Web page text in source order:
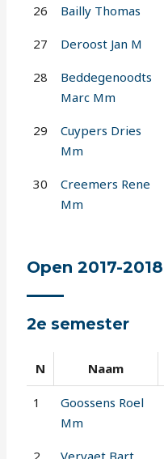
26 Bailly Thomas
27 Deroost Jan M
28
Beddegenoodts
Marc Mm
29
Cuypers Dries
Mm
30
Creemers Rene
Mm
Open 2017-2018
2e semester
N Naam
1
Goossens Roel
Mm
2
Vervaet Bart